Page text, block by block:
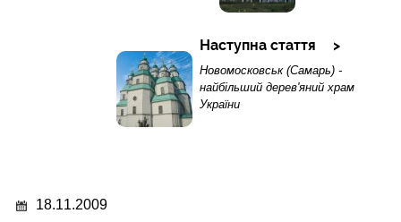
Наступна стаття
Новомосковськ (Самарь) -
найбільший дерев'яний храм
України
18.11.2009